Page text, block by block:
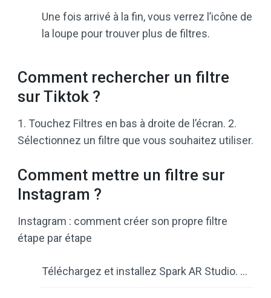
Une fois arrivé à la fin, vous verrez l’icône de
la loupe pour trouver plus de filtres.
Comment rechercher un filtre
sur Tiktok ?
1. Touchez Filtres en bas à droite de l’écran. 2.
Sélectionnez un filtre que vous souhaitez utiliser.
Comment mettre un filtre sur
Instagram ?
Instagram : comment créer son propre filtre
étape par étape
Téléchargez et installez Spark AR Studio. …